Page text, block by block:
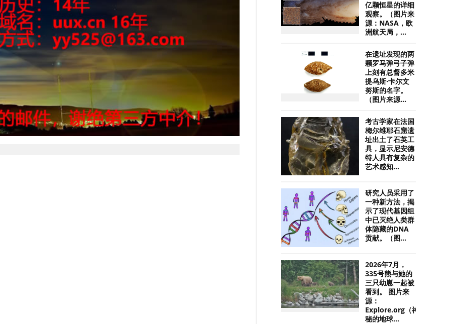
亿颗恒星的详细
观察。（图片来
源：NASA，欧
洲航天局，...
在遗址发现的两
颗罗马弹弓子弹
上刻有总督多米
提乌斯·卡尔文
努斯的名字。
（图片来源...
考古学家在法国
梅尔维耶石窟遗
址出土了石英工
具，显示尼安德
特人具有复杂的
艺术感知...
研究人员采用了
一种新方法，揭
示了现代基因组
中已灭绝人类群
体隐藏的DNA
贡献。（图...
2026年7月，
335号熊与她的
三只幼崽一起被
看到。 图片来
源：
Explore.org（神
秘的地球...